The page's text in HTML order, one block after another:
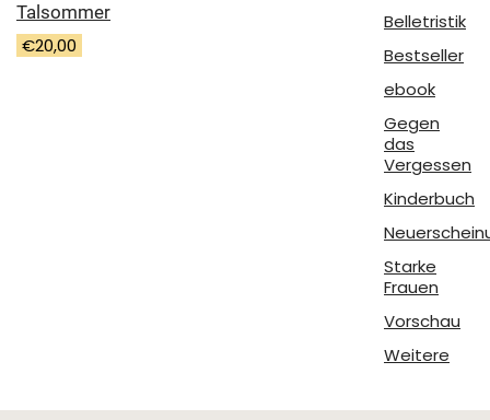
Talsommer
€20,00
Belletristik
Bestseller
ebook
Gegen
das
Vergessen
Kinderbuch
Starke
Frauen
Vorschau
Weitere